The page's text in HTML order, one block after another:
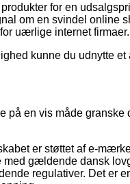
for en
om en svindel online
uærlige internet firmaer.
kunne du udnytte et
på en vis måde granske
er støttet af e-
gældende dansk
regulativer. Det er